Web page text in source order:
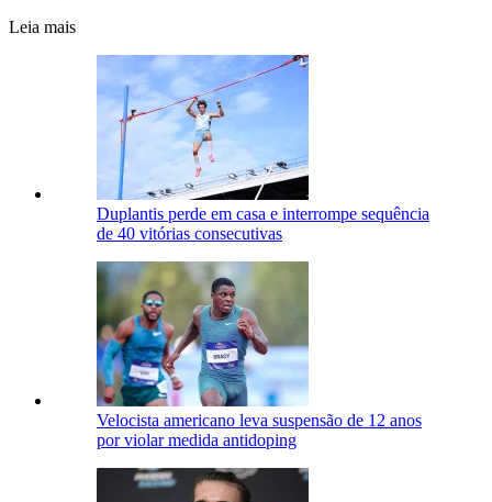
Leia mais
Duplantis perde em casa e interrompe sequência
de 40 vitórias consecutivas
Velocista americano leva suspensão de 12 anos
por violar medida antidoping